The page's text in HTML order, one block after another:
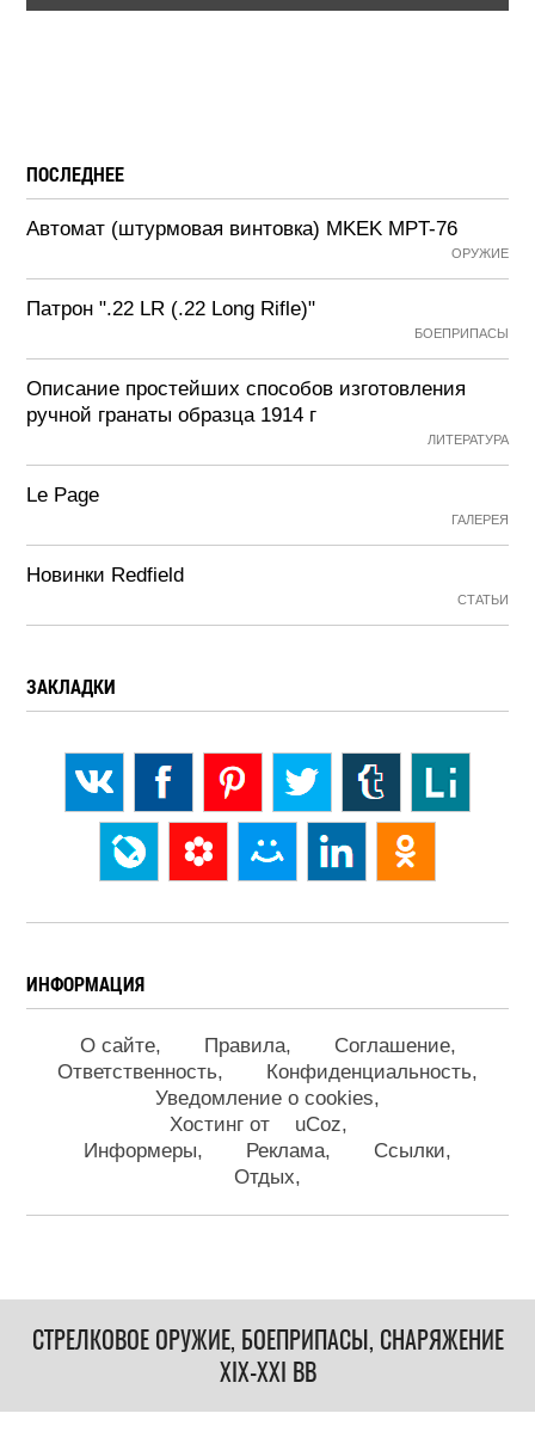
ПОСЛЕДНЕЕ
Автомат (штурмовая винтовка) MKEK MPT-76
ОРУЖИЕ
Патрон ".22 LR (.22 Long Rifle)"
БОЕПРИПАСЫ
Описание простейших способов изготовления
ручной гранаты образца 1914 г
ЛИТЕРАТУРА
Le Page
ГАЛЕРЕЯ
Новинки Redfield
СТАТЬИ
ЗАКЛАДКИ
ИНФОРМАЦИЯ
О сайте Правила
Соглашение
Ответственность
Конфиденциальность
Уведомление о cookies
Хостинг от
uCoz
Информеры
Реклама
Ссылки
Отдых
СТРЕЛКОВОЕ ОРУЖИЕ, БОЕПРИПАСЫ, СНАРЯЖЕНИЕ
XIX-XXI ВВ